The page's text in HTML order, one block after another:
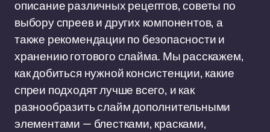
описание различных рецептов, советы по
выбору спреев и других компонентов, а
также рекомендации по безопасности и
хранению готового слайма. Мы расскажем,
как добиться нужной консистенции, какие
спреи подходят лучше всего, и как
разнообразить слайм дополнительными
элементами — блестками, красками,